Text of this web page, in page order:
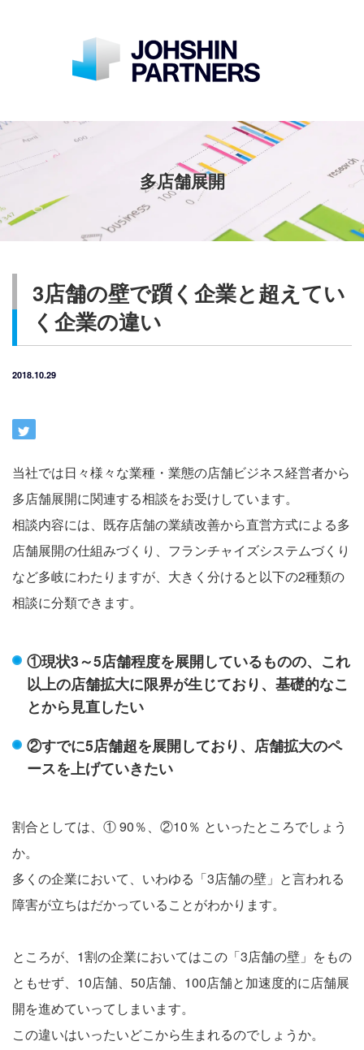
多店舗展開
3店舗の壁で躓く企業と超えてい
く企業の違い
2018.10.29
当社では日々様々な業種・業態の店舗ビジネス経営者から
多店舗展開に関連する相談をお受けしています。
相談内容には、既存店舗の業績改善から直営方式による多
店舗展開の仕組みづくり、フランチャイズシステムづくり
など多岐にわたりますが、大きく分けると以下の2種類の
相談に分類できます。
①現状3～5店舗程度を展開しているものの、これ
以上の店舗拡大に限界が生じており、基礎的なこ
とから見直したい
②すでに5店舗超を展開しており、店舗拡大のペ
ースを上げていきたい
割合としては、① 90％、②10％ といったところでしょう
か。
多くの企業において、いわゆる「3店舗の壁」と言われる
障害が立ちはだかっていることがわかります。
ところが、1割の企業においてはこの「3店舗の壁」をもの
ともせず、10店舗、50店舗、100店舗と加速度的に店舗展
開を進めていってしまいます。
この違いはいったいどこから生まれるのでしょうか。